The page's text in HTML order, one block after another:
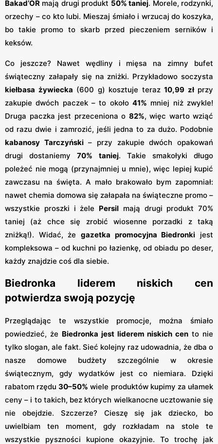
Bakad’OR mają drugi produkt 50% taniej​. Morele, rodzynki,
orzechy – co kto lubi. Mieszaj śmiało i wrzucaj do koszyka,
bo takie promo to skarb przed pieczeniem serników i
keksów.
Co jeszcze? Nawet wędliny i mięsa na zimny bufet
świąteczny załapały się na zniżki. Przykładowo soczysta
kiełbasa żywiecka (600 g) kosztuje teraz 10,99 złprzy
zakupie dwóch paczek​ – to około 41% mniej niż zwykle!
Druga paczka jest przeceniona o 82%, więc warto wziąć
od razu dwie i zamrozić, jeśli jedna to za dużo. Podobnie
kabanosy Tarczyński– przy zakupie dwóch opakowań
drugi dostaniemy70% taniej​. Takie smakołyki długo
poleżeć nie mogą (przynajmniej u mnie), więc lepiej kupić
zawczasu na święta. A mało brakowało bym zapomniał:
nawet chemia domowa się załapała na świąteczne promo –
wszystkie proszki i żele Persil mają drugi produkt 70%
taniej​ (aż chce się zrobić wiosenne porzadki z taką
zniżką!). Widać, że gazetka promocyjna Biedronki jest
kompleksowa – od kuchni po łazienkę, od obiadu po deser,
każdy znajdzie coś dla siebie.
Biedronka liderem niskich cen
potwierdza swoją pozycję
Przeglądając te wszystkie promocje, można śmiało
powiedzieć, że Biedronka jest liderem niskich cen to nie
tylko slogan, ale fakt. Sieć kolejny raz udowadnia, że dba o
nasze domowe budżety szczególnie w okresie
świątecznym, gdy wydatków jest co niemiara. Dzięki
rabatom rzędu30–50% wiele produktów kupimy za ułamek
ceny – i to takich, bez których wielkanocne ucztowanie się
nie obejdzie. Szczerze? Cieszę się jak dziecko, bo
uwielbiam ten moment, gdy rozkładam na stole te
wszystkie pyszności kupione okazyjnie. To trochę jak